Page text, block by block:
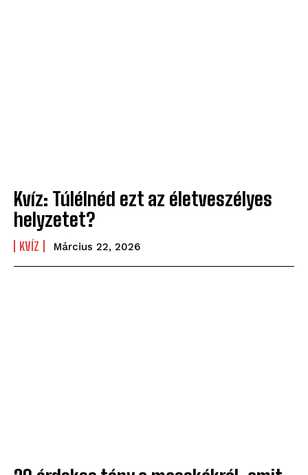
Kvíz: Túlélnéd ezt az életveszélyes
helyzetet?
KVÍZ Március 22, 2026